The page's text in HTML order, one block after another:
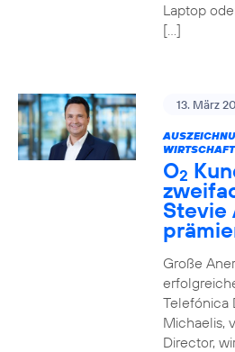
Laptop
[…]
13. März
O2
Stevie
Große
Telefónica
Michaelis,
Director,